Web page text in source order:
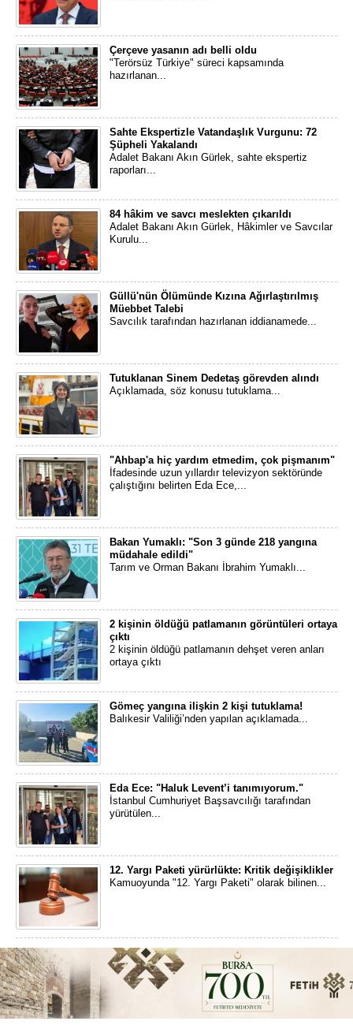
Çerçeve yasanın adı belli oldu
"Terörsüz Türkiye" süreci kapsamında
hazırlanan...
Sahte Ekspertizle Vatandaşlık Vurgunu: 72
Şüpheli Yakalandı
Adalet Bakanı Akın Gürlek, sahte ekspertiz
raporları...
84 hâkim ve savcı meslekten çıkarıldı
Adalet Bakanı Akın Gürlek, Hâkimler ve Savcılar
Kurulu...
Güllü'nün Ölümünde Kızına Ağırlaştırılmış
Müebbet Talebi
Savcılık tarafından hazırlanan iddianamede...
Tutuklanan Sinem Dedetaş görevden alındı
Açıklamada, söz konusu tutuklama...
"Ahbap'a hiç yardım etmedim, çok pişmanım"
İfadesinde uzun yıllardır televizyon sektöründe
çalıştığını belirten Eda Ece,...
Bakan Yumaklı: "Son 3 günde 218 yangına
müdahale edildi"
Tarım ve Orman Bakanı İbrahim Yumaklı...
2 kişinin öldüğü patlamanın görüntüleri ortaya
çıktı
2 kişinin öldüğü patlamanın dehşet veren anları
ortaya çıktı
Gömeç yangına ilişkin 2 kişi tutuklama!
Balıkesir Valiliği’nden yapılan açıklamada...
Eda Ece: "Haluk Levent’i tanımıyorum."
İstanbul Cumhuriyet Başsavcılığı tarafından
yürütülen...
12. Yargı Paketi yürürlükte: Kritik değişiklikler
Kamuoyunda "12. Yargı Paketi" olarak bilinen...